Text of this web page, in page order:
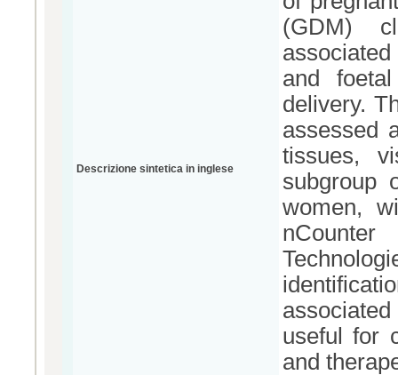
Descrizione sintetica in inglese
(GDM)
and
delivery.
assessed
tissues,
subgroup
women,
useful for
and